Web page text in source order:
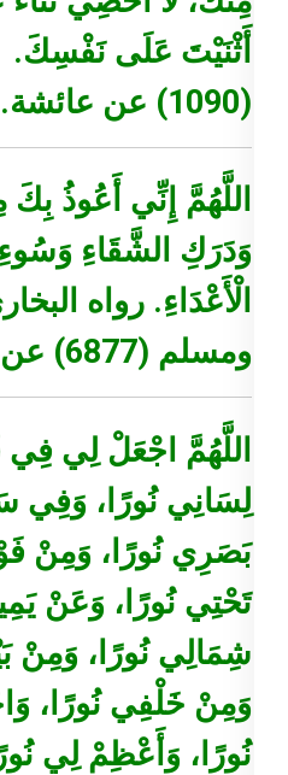
أَثْنَيْتَ عَلَى نَفْسِكَ.
(1090) عن عائشة.
اللَّهُمَّ إِنِّي أَعُوذُ بِكَ
وَدَرَكِ الشَّقَاءِ
الْأَعْدَاءِ.
ومسلم (6877) عن أبي هريرة.
اللَّهُمَّ اجْعَلْ لِي فِي
لِسَانِي نُورًا، وَفِي
بَصَرِي نُورًا، وَمِنْ
تَحْتِي نُورًا، وَعَنْ
شِمَالِي نُورًا، وَمِنْ
وَمِنْ خَلْفِي نُورًا،
نُورًا، وَأَعْظِمْ لِي